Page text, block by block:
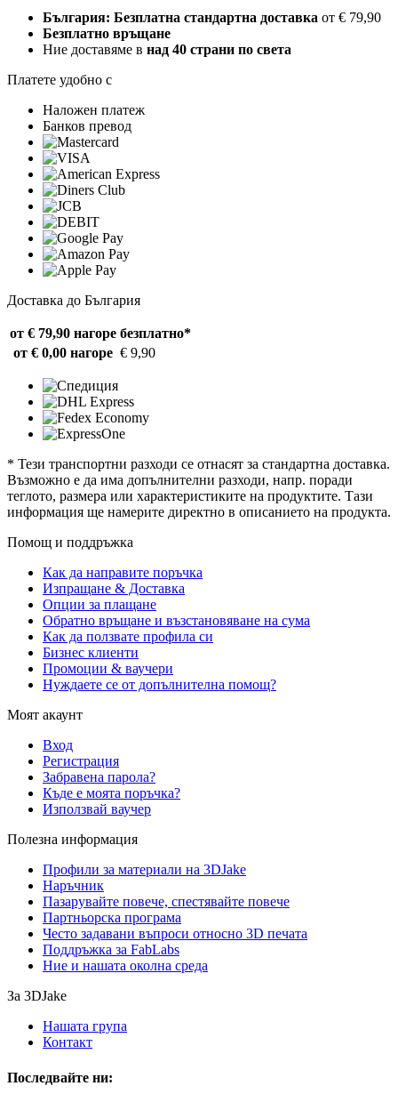
България: Безплатна стандартна доставка от € 79,90
Безплатно връщане
Ние доставяме в над 40 страни по света
Платете удобно с
Наложен платеж
Банков превод
Доставка до България
от € 79,90 нагоре безплатно*
от € 0,00 нагоре € 9,90
* Тези транспортни разходи се отнасят за стандартна доставка.
Възможно е да има допълнителни разходи, напр. поради
теглото, размера или характеристиките на продуктите. Тази
информация ще намерите директно в описанието на продукта.
Помощ и поддръжка
Как да направите поръчка
Изпращане & Доставка
Опции за плащане
Обратно връщане и възстановяване на сума
Как да ползвате профила си
Бизнес клиенти
Промоции & ваучери
Нуждаете се от допълнителна помощ?
Моят акаунт
Вход
Регистрация
Забравена парола?
Къде е моята поръчка?
Използвай ваучер
Полезна информация
Профили за материали на 3DJake
Наръчник
Пазарувайте повече, спестявайте повече
Партньорска програма
Често задавани въпроси относно 3D печата
Поддръжка за FabLabs
Ние и нашата околна среда
За 3DJake
Нашата група
Контакт
Последвайте ни: